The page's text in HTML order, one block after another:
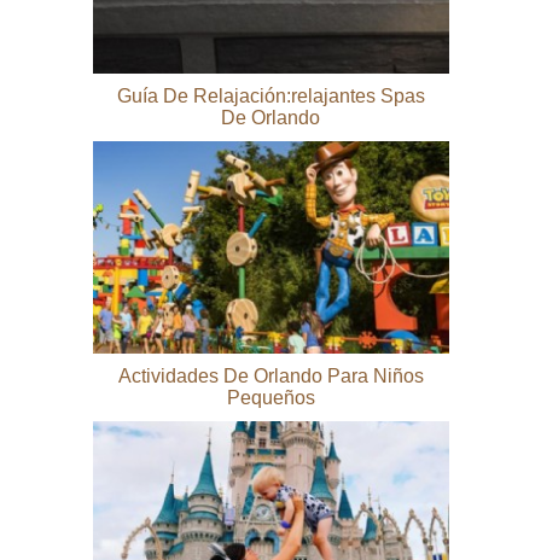
Guía De Relajación:relajantes Spas
De Orlando
Actividades De Orlando Para Niños
Pequeños